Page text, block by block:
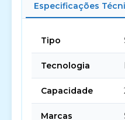
Especificações
Tipo
Tecnologia
Capacidade
Marcas